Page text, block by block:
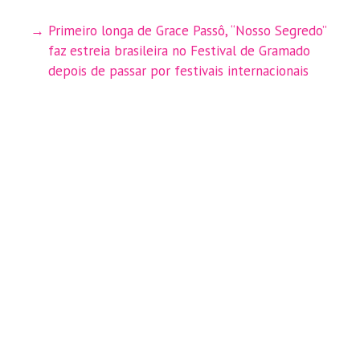
Primeiro longa de Grace Passô, “Nosso Segredo”
faz estreia brasileira no Festival de Gramado
depois de passar por festivais internacionais